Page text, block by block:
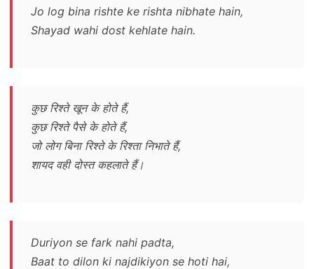
Jo log bina rishte ke rishta nibhate hain,
Shayad wahi dost kehlate hain.
कुछ रिश्ते खून के होते हैं,
कुछ रिश्ते पैसे के होते हैं,
जो लोग बिना रिश्ते के रिश्ता निभाते हैं,
शायद वही दोस्त कहलाते हैं।
Duriyon se fark nahi padta,
Baat to dilon ki najdikiyon se hoti hai,